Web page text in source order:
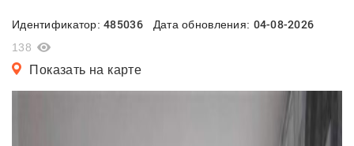
Идентификатор:485036Дата обновления: 04-08-2026
138
Показать на карте